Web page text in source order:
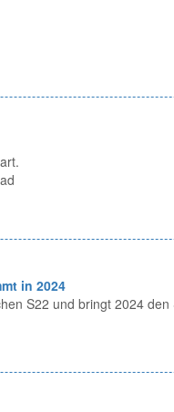
in 2024
S22 und bringt 2024 den